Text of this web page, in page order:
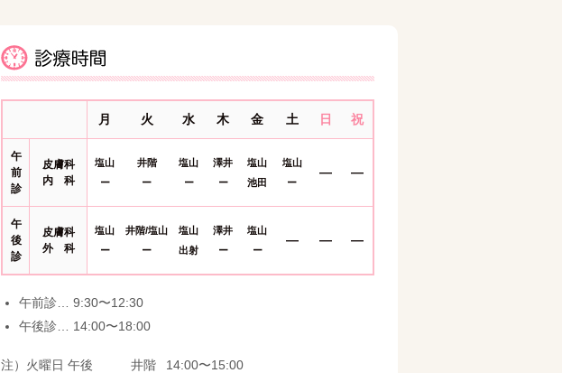
月 火 水 木 金 土 日 祝
午
前
診
皮膚科
内 科
塩山
ー
井階
ー
塩山
ー
澤井
ー
塩山
池田
塩山
ー
― ―
午
後
診
皮膚科
外 科
塩山
ー
井階/塩山
ー
塩山
出射
澤井
ー
塩山
ー
― ― ―
午前診… 9:30〜12:30
午後診… 14:00〜18:00
注）火曜日 午後 井階
14:00〜15:00